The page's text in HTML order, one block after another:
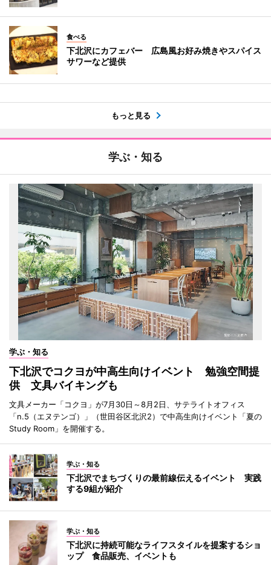
食べる
下北沢にカフェバー 広島風お好み焼きやスパイス
サワーなど提供
もっと見る
学ぶ・知る
学ぶ・知る
下北沢でコクヨが中高生向けイベント 勉強空間提
供 文具バイキングも
文具メーカー「コクヨ」が7月30日～8月2日、サテライトオフィス
「n.5（エヌテンゴ）」（世田谷区北沢2）で中高生向けイベント「夏の
Study Room」を開催する。
学ぶ・知る
下北沢でまちづくりの最前線伝えるイベント 実践
する9組が紹介
学ぶ・知る
下北沢に持続可能なライフスタイルを提案するショ
ップ 食品販売、イベントも